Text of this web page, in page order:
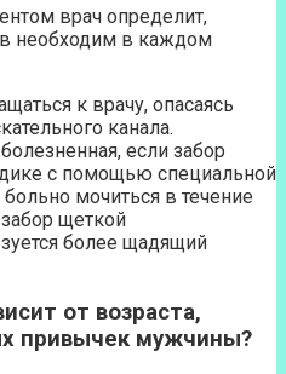
врач определит,
необходим в каждом
к врачу, опасаясь
канала.
если забор
с помощью специальной
мочиться в течение
щеткой
более щадящий
от возраста,
привычек мужчины?